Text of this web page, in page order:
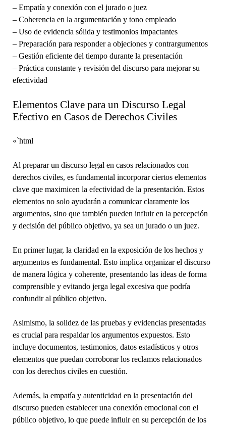
– Empatía y conexión con el jurado o juez
– Coherencia en la argumentación y tono empleado
– Uso de evidencia sólida y testimonios impactantes
– Preparación para responder a objeciones y contrargumentos
– Gestión eficiente del tiempo durante la presentación
– Práctica constante y revisión del discurso para mejorar su
efectividad
Elementos Clave para un Discurso Legal
Efectivo en Casos de Derechos Civiles
«`html
Al preparar un discurso legal en casos relacionados con
derechos civiles, es fundamental incorporar ciertos elementos
clave que maximicen la efectividad de la presentación. Estos
elementos no solo ayudarán a comunicar claramente los
argumentos, sino que también pueden influir en la percepción
y decisión del público objetivo, ya sea un jurado o un juez.
En primer lugar, la claridad en la exposición de los hechos y
argumentos es fundamental. Esto implica organizar el discurso
de manera lógica y coherente, presentando las ideas de forma
comprensible y evitando jerga legal excesiva que podría
confundir al público objetivo.
Asimismo, la solidez de las pruebas y evidencias presentadas
es crucial para respaldar los argumentos expuestos. Esto
incluye documentos, testimonios, datos estadísticos y otros
elementos que puedan corroborar los reclamos relacionados
con los derechos civiles en cuestión.
Además, la empatía y autenticidad en la presentación del
discurso pueden establecer una conexión emocional con el
público objetivo, lo que puede influir en su percepción de los